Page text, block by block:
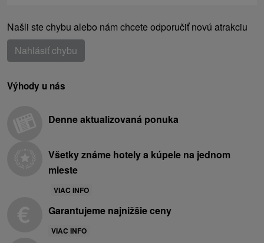
Našli ste chybu alebo nám chcete odporučiť novú atrakciu
Nahlásiť chybu
Výhody u nás
Denne aktualizovaná ponuka
Všetky známe hotely a kúpele na jednom
mieste
VIAC INFO
Garantujeme najnižšie ceny
VIAC INFO